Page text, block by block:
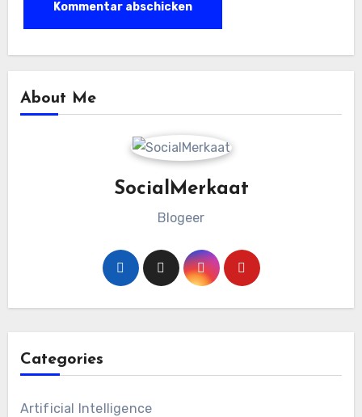
About Me
SocialMerkaat
Blogeer
Categories
Artificial Intelligence